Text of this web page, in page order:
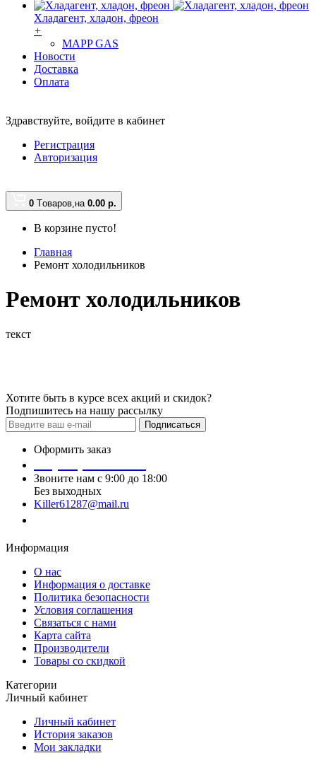
Хладагент, хладон, фреон
+
MAPP GAS
Новости
Доставка
Оплата
Здравствуйте, войдите в кабинет
Регистрация
Авторизация
0 Tоваров,на 0.00 р.
В корзине пусто!
Главная
Ремонт холодильников
Ремонт холодильников
текст
Хотите быть в курсе всех акций и скидок?
Подпишитесь на нашу рассылку
Подписаться
Оформить заказ
Звоните нам с 9:00 до 18:00
Без выходных
Killer61287@mail.ru
Информация
О нас
Информация о доставке
Политика безопасности
Условия соглашения
Связаться с нами
Карта сайта
Производители
Товары со скидкой
Категории
Личный кабинет
Личный кабинет
История заказов
Мои закладки